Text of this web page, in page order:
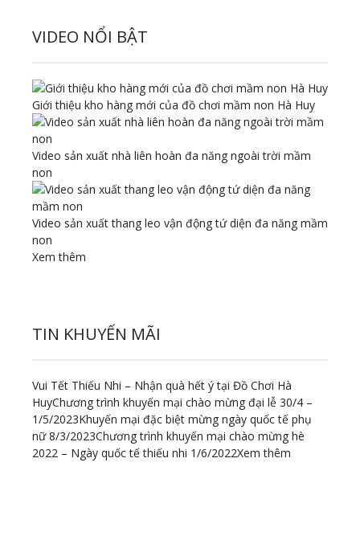
VIDEO NỔI BẬT
Giới thiệu kho hàng mới của đồ chơi mầm non Hà Huy
Video sản xuất nhà liên hoàn đa năng ngoài trời mầm
non
Video sản xuất thang leo vận động tứ diện đa năng mầm
non
Xem thêm
TIN KHUYẾN MÃI
Vui Tết Thiếu Nhi – Nhận quà hết ý tại Đồ Chơi Hà
HuyChương trình khuyến mại chào mừng đại lễ 30/4 –
1/5/2023Khuyến mại đặc biệt mừng ngày quốc tế phụ
nữ 8/3/2023Chương trình khuyến mại chào mừng hè
2022 – Ngày quốc tế thiếu nhi 1/6/2022Xem thêm